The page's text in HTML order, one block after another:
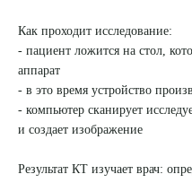
Политика
Пользовательское
Хирургический стационар
ДМС
Филиалы
8
Как проходит исследование:
- пациент ложится на стол,
аппарат
- в это время устройство
- компьютер сканирует
и создает изображение
Результат КТ изучает врач: